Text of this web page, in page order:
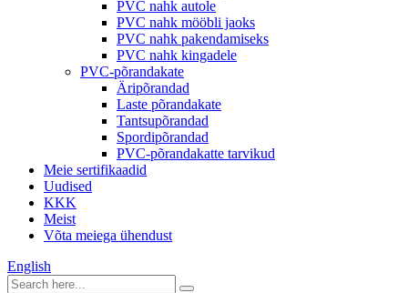
PVC nahk autole
PVC nahk mööbli jaoks
PVC nahk pakendamiseks
PVC nahk kingadele
PVC-põrandakate
Äripõrandad
Laste põrandakate
Tantsupõrandad
Spordipõrandad
PVC-põrandakatte tarvikud
Meie sertifikaadid
Uudised
KKK
Meist
Võta meiega ühendust
English